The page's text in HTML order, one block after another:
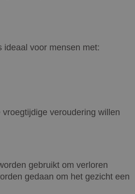
ideaal voor mensen met:
veroudering willen
gebruikt om verloren
gedaan om het gezicht een